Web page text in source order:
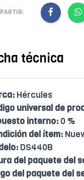
técnica
Hércules
universal de
interno: 0 %
del ítem:
DS440B
del paquete del
del paquete del